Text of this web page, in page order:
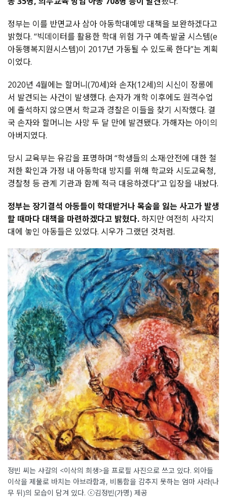
정부는 이를 반면교사 삼아 아동학대예방 대책을 보완하겠다고
밝혔다. “빅데이터를 활용한 학대 위험 가구 예측·발굴 시스템(e
아동행복지원시스템)이 2017년 가동될 수 있도록 한다”는 계획
이었다.
2020년 4월에는 할머니(70세)와 손자(12세)의 시신이 장롱에
서 발견되는 사건이 발생했다. 손자가 개학 이후에도 원격수업
에 출석하지 않으면서 학교과 경찰은 이들을 찾기 시작했다. 결
국 손자와 할머니는 사망 두 달 만에 발견됐다. 가해자는 아이의
아버지였다.
당시 교육부는 유감을 표명하며 “학생들의 소재·안전에 대한 철
저한 확인과 가정 내 아동학대 방지를 위해 학교와 시도교육청,
경찰청 등 관계 기관과 함께 적극 대응하겠다”고 입장을 내놨다.
정부는 장기결석 아동들이 학대받거나 목숨을 잃는 사고가 발생
할 때마다 대책을 마련하겠다고 밝혔다. 하지만 여전히 사각지
대에 놓인 아동들은 있었다. 시우가 그랬던 것처럼.
정빈 씨는 샤갈의 <이삭의 희생>을 프로필 사진으로 쓰고 있다. 외아들
이삭을 제물로 바치는 아브라함과, 비통함을 감추지 못하는 엄마 사라(나
무 뒤)의 모습이 담겨 있다. ⓒ김정빈(가명) 제공